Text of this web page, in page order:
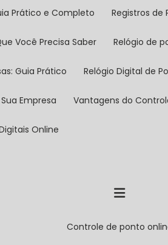
Prático e Completo Registros
Você Precisa Saber Relógio de
Guia Prático Relógio Digital de
Empresa Vantagens do
Online
controle de ponto